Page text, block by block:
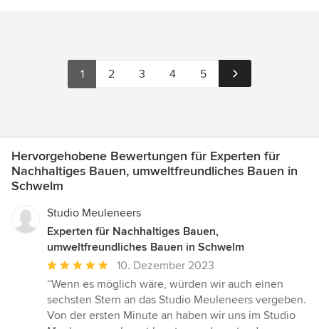
1 2 3 4 5
Hervorgehobene Bewertungen für Experten für
Nachhaltiges Bauen, umweltfreundliches Bauen in
Schwelm
Studio Meuleneers
Experten für Nachhaltiges Bauen,
umweltfreundliches Bauen in Schwelm
Durchschnittliche
Bewertung:
5
von
10. Dezember 2023
“Wenn es möglich wäre, würden wir auch einen
sechsten Stern an das Studio Meuleneers vergeben.
Von der ersten Minute an haben wir uns im Studio